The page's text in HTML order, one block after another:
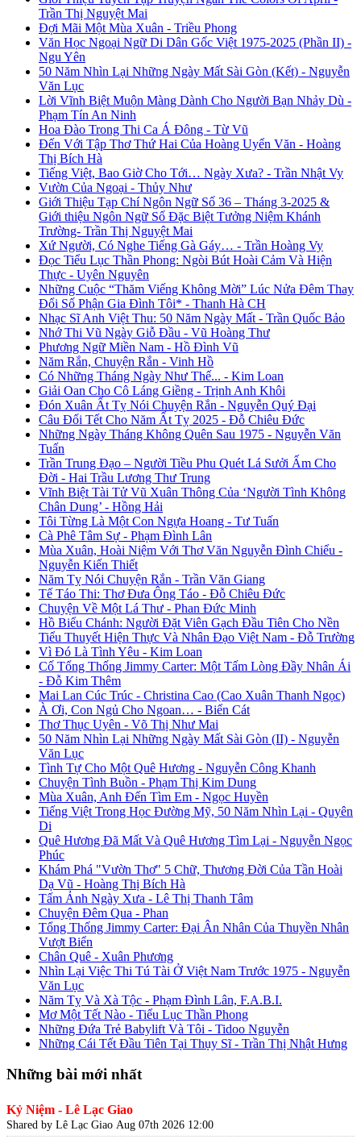
Trần Thị Nguyệt Mai
Đợi Mãi Một Mùa Xuân - Triều Phong
Văn Học Ngoại Ngữ Di Dân Gốc Việt 1975-2025 (Phần II) -
Ngu Yên
50 Năm Nhìn Lại Những Ngày Mất Sài Gòn (Kết) - Nguyễn
Văn Lục
Lời Vĩnh Biệt Muộn Màng Dành Cho Người Bạn Nhảy Dù -
Phạm Tín An Ninh
Hoa Đào Trong Thi Ca Á Đông - Từ Vũ
Đến Với Tập Thơ Thứ Hai Của Hoàng Uyển Văn - Hoàng
Thị Bích Hà
Tiếng Việt, Bao Giờ Cho Tới… Ngày Xưa? - Trần Nhật Vy
Vườn Của Ngoại - Thủy Như
Giới Thiệu Tạp Chí Ngôn Ngữ Số 36 – Tháng 3-2025 &
Giới thiệu Ngôn Ngữ Số Đặc Biệt Tưởng Niệm Khánh
Trường- Trần Thị Nguyệt Mai
Xứ Người, Có Nghe Tiếng Gà Gáy… - Trần Hoàng Vy
Đọc Tiểu Lục Thần Phong: Ngòi Bút Hoài Cảm Và Hiện
Thực - Uyên Nguyên
Những Cuộc “Thăm Viếng Không Mời” Lúc Nửa Đêm Thay
Đổi Số Phận Gia Đình Tôi* - Thanh Hà CH
Nhạc Sĩ Anh Việt Thu: 50 Năm Ngày Mất - Trần Quốc Bảo
Nhớ Thi Vũ Ngày Giỗ Đầu - Vũ Hoàng Thư
Phương Ngữ Miền Nam - Hồ Đình Vũ
Năm Rắn, Chuyện Rắn - Vinh Hồ
Có Những Tháng Ngày Như Thế... - Kim Loan
Giải Oan Cho Cô Láng Giềng - Trịnh Anh Khôi
Đón Xuân Ất Tỵ Nói Chuyện Rắn - Nguyễn Quý Đại
Câu Đối Tết Cho Năm Ất Tỵ 2025 - Đỗ Chiêu Đức
Những Ngày Tháng Không Quên Sau 1975 - Nguyễn Văn
Tuấn
Trần Trung Đạo – Người Tiều Phu Quét Lá Sưởi Ấm Cho
Đời - Hai Trầu Lương Thư Trung
Vĩnh Biệt Tài Tử Vũ Xuân Thông Của ‘Người Tình Không
Chân Dung’ - Hồng Hải
Tôi Từng Là Một Con Ngựa Hoang - Tư Tuấn
Cà Phê Tâm Sự - Phạm Đình Lân
Mùa Xuân, Hoài Niệm Với Thơ Văn Nguyễn Đình Chiểu -
Nguyễn Kiến Thiết
Năm Tỵ Nói Chuyện Rắn - Trần Văn Giang
Tế Táo Thi: Thơ Đưa Ông Táo - Đỗ Chiêu Đức
Chuyện Về Một Lá Thư - Phan Đức Minh
Hồ Biểu Chánh: Người Đặt Viên Gạch Đầu Tiên Cho Nền
Tiểu Thuyết Hiện Thực Và Nhân Đạo Việt Nam - Đỗ Trường
Vì Đó Là Tình Yêu - Kim Loan
Cố Tổng Thống Jimmy Carter: Một Tấm Lòng Đầy Nhân Ái
- Đỗ Kim Thêm
Mai Lan Cúc Trúc - Christina Cao (Cao Xuân Thanh Ngọc)
À Ơi, Con Ngủ Cho Ngoan… - Biển Cát
Thơ Thục Uyên - Võ Thị Như Mai
50 Năm Nhìn Lại Những Ngày Mất Sài Gòn (II) - Nguyễn
Văn Lục
Tình Tự Cho Một Quê Hương - Nguyễn Công Khanh
Chuyện Tình Buồn - Phạm Thị Kim Dung
Mùa Xuân, Anh Đến Tìm Em - Ngọc Huyền
Tiếng Việt Trong Học Đường Mỹ, 50 Năm Nhìn Lại - Quyên
Di
Quê Hương Đã Mất Và Quê Hương Tìm Lại - Nguyễn Ngọc
Phúc
Khám Phá "Vườn Thơ" 5 Chữ, Thương Đời Của Tần Hoài
Dạ Vũ - Hoàng Thị Bích Hà
Tấm Ảnh Ngày Xưa - Lê Thị Thanh Tâm
Chuyện Đêm Qua - Phan
Tổng Thống Jimmy Carter: Đại Ân Nhân Của Thuyền Nhân
Vượt Biển
Chân Quê - Xuân Phương
Nhìn Lại Việc Thi Tú Tài Ở Việt Nam Trước 1975 - Nguyễn
Văn Lục
Năm Tỵ Và Xà Tộc - Phạm Đình Lân, F.A.B.I.
Mơ Một Tết Nào - Tiểu Lục Thần Phong
Những Đứa Trẻ Babylift Và Tôi - Tidoo Nguyễn
Những Cái Tết Đầu Tiên Tại Thụy Sĩ - Trần Thị Nhật Hưng
Những bài mới nhất
Kỷ Niệm - Lê Lạc Giao
Shared by Lê Lạc Giao Aug 07th 2026 12:00